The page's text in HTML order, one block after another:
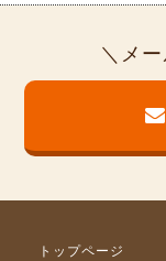
メ
トップページ